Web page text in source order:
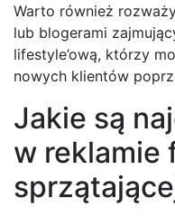
Warto również
lub blogerami
lifestyle’ową, którzy
nowych klientów
Jakie są
w reklamie